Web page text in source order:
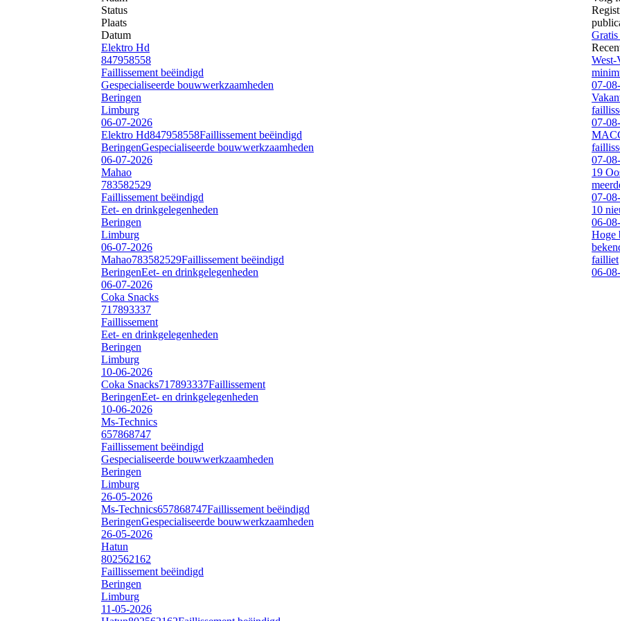
Status
Plaats
Datum
Elektro Hd
847958558
Faillissement beëindigd
Gespecialiseerde bouwwerkzaamheden
Beringen
Limburg
06-07-2026
Elektro Hd847958558Faillissement beëindigd
BeringenGespecialiseerde bouwwerkzaamheden
06-07-2026
Mahao
783582529
Faillissement beëindigd
Eet- en drinkgelegenheden
Beringen
Limburg
06-07-2026
Mahao783582529Faillissement beëindigd
BeringenEet- en drinkgelegenheden
06-07-2026
Coka Snacks
717893337
Faillissement
Eet- en drinkgelegenheden
Beringen
Limburg
10-06-2026
Coka Snacks717893337Faillissement
BeringenEet- en drinkgelegenheden
10-06-2026
Ms-Technics
657868747
Faillissement beëindigd
Gespecialiseerde bouwwerkzaamheden
Beringen
Limburg
26-05-2026
Ms-Technics657868747Faillissement beëindigd
BeringenGespecialiseerde bouwwerkzaamheden
26-05-2026
Hatun
802562162
Faillissement beëindigd
Beringen
Limburg
11-05-2026
Gratis
West-
07-
07-
07-
19
07-
10
06-
Hoge
failliet
06-